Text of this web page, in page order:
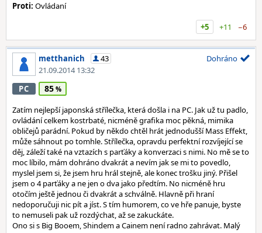
Proti: Ovládaní
+5
+11 −6
metthanich
43
21.09.2014 13:32
Dohráno
PC 85
Zatím nejlepší japonská střílečka, která došla i na PC. Jak už tu padlo,
ovládání celkem kostrbaté, nicméně grafika moc pěkná, mimika
obličejů parádní. Pokud by někdo chtěl hrát jednodušší Mass Effekt,
může sáhnout po tomhle. Střílečka, opravdu perfektní rozvíjející se
děj, záleží také na vztazích s parťáky a konverzaci s nimi. No mě se to
moc líbilo, mám dohráno dvakrát a nevím jak se mi to povedlo,
myslel jsem si, že jsem hru hrál stejně, ale konec trošku jiný. Přišel
jsem o 4 parťáky a ne jen o dva jako předtím. No nicméně hru
otočím ještě jednou či dvakrát a schválně. Hlavně při hraní
nedoporučuji nic pít a jíst. S tím humorem, co ve hře panuje, byste
to nemuseli pak už rozdýchat, až se zakuckáte.
Ono si s Big Booem, Shindem a Cainem není radno zahrávat. Malý